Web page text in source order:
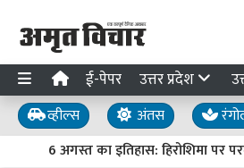
ई-पेपर उत्तर प्रदेश
व्हील्स अंतस
6 अगस्त का इतिहास: हिरोशिमा